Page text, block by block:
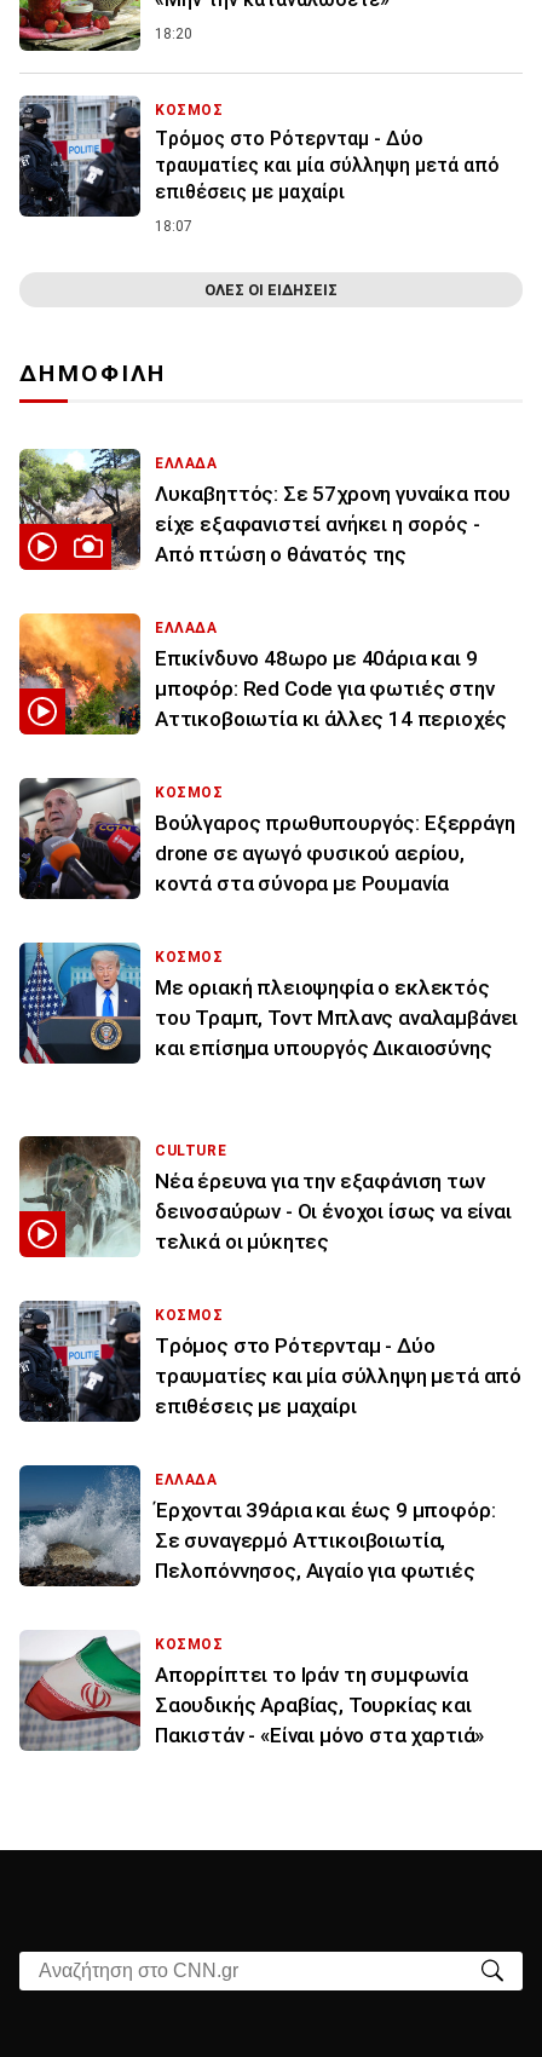
18:20
ΚΟΣΜΟΣ
Tρόμος στο Ρότερνταμ - Δύο
τραυματίες και μία σύλληψη μετά από
επιθέσεις με μαχαίρι
18:07
ΟΛΕΣ ΟΙ ΕΙΔΗΣΕΙΣ
ΔΗΜΟΦΙΛΗ
ΕΛΛΑΔΑ
Λυκαβηττός: Σε 57χρονη γυναίκα που
είχε εξαφανιστεί ανήκει η σορός -
Από πτώση ο θάνατός της
ΕΛΛΑΔΑ
Επικίνδυνο 48ωρο με 40άρια και 9
μποφόρ: Red Code για φωτιές στην
Αττικοβοιωτία κι άλλες 14 περιοχές
ΚΟΣΜΟΣ
Βούλγαρος πρωθυπουργός: Εξερράγη
drone σε αγωγό φυσικού αερίου,
κοντά στα σύνορα με Ρουμανία
ΚΟΣΜΟΣ
Με οριακή πλειοψηφία ο εκλεκτός
του Τραμπ, Τοντ Μπλανς αναλαμβάνει
και επίσημα υπουργός Δικαιοσύνης
CULTURE
Νέα έρευνα για την εξαφάνιση των
δεινοσαύρων - Οι ένοχοι ίσως να είναι
τελικά οι μύκητες
ΚΟΣΜΟΣ
Tρόμος στο Ρότερνταμ - Δύο
τραυματίες και μία σύλληψη μετά από
επιθέσεις με μαχαίρι
ΕΛΛΑΔΑ
Έρχονται 39άρια και έως 9 μποφόρ:
Σε συναγερμό Αττικοιβοιωτία,
Πελοπόννησος, Αιγαίο για φωτιές
ΚΟΣΜΟΣ
Απορρίπτει το Ιράν τη συμφωνία
Σαουδικής Αραβίας, Τουρκίας και
Πακιστάν - «Είναι μόνο στα χαρτιά»
Αναζήτηση στο CNN.gr